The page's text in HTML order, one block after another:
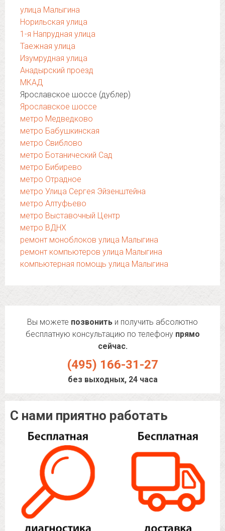
улица Малыгина
Норильская улица
1-я Напрудная улица
Таежная улица
Изумрудная улица
Анадырский проезд
МКАД
Ярославское шоссе (дублер)
Ярославское шоссе
метро Медведково
метро Бабушкинская
метро Свиблово
метро Ботанический Сад
метро Бибирево
метро Отрадное
метро Улица Сергея Эйзенштейна
метро Алтуфьево
метро Выставочный Центр
метро ВДНХ
ремонт моноблоков улица Малыгина
ремонт компьютеров улица Малыгина
компьютерная помощь улица Малыгина
Вы можете позвонить и получить абсолютно
бесплатную консультацию по телефону прямо
сейчас.
(495) 166-31-27
без выходных, 24 часа
С нами приятно работать